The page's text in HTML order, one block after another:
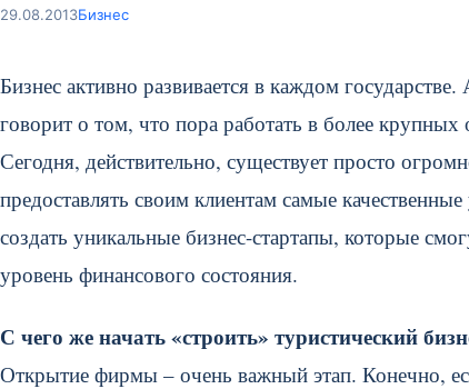
29.08.2013Бизнес
Бизнес активно развивается в каждом
говорит о том, что пора работать в более
Сегодня, действительно, существует просто
предоставлять своим клиентам самые
создать уникальные бизнес-стартапы, которые
уровень финансового состояния.
С чего же начать «строить» туристический
Открытие фирмы – очень важный этап. Конечно,